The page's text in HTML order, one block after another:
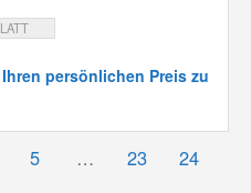
persönlichen Preis zu
5 … 23
24